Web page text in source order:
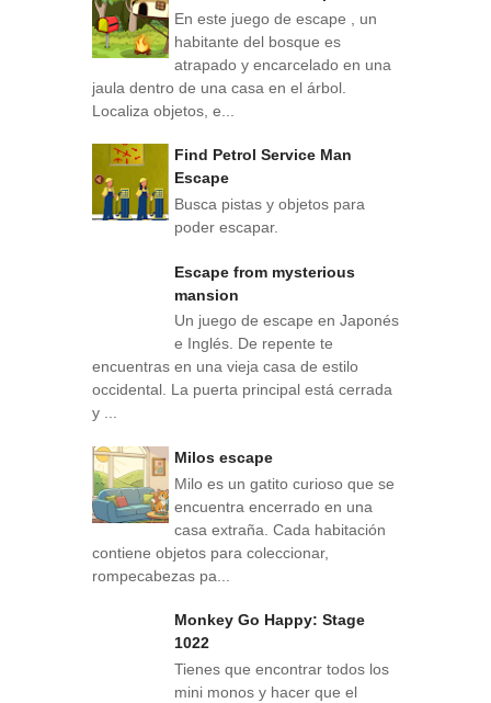
En este juego de escape , un
habitante del bosque es
atrapado y encarcelado en una
jaula dentro de una casa en el árbol.
Localiza objetos, e...
Find Petrol Service Man
Escape
Busca pistas y objetos para
poder escapar.
Escape from mysterious
mansion
Un juego de escape en Japonés
e Inglés. De repente te
encuentras en una vieja casa de estilo
occidental. La puerta principal está cerrada
y ...
Milos escape
Milo es un gatito curioso que se
encuentra encerrado en una
casa extraña. Cada habitación
contiene objetos para coleccionar,
rompecabezas pa...
Monkey Go Happy: Stage
1022
Tienes que encontrar todos los
mini monos y hacer que el